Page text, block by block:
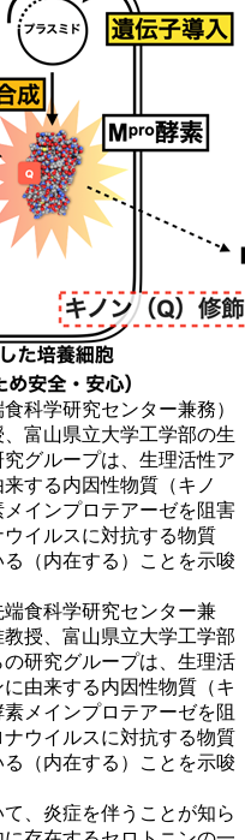
科学研究センター兼務）
富山県立大学工学部の生
グループは、生理活性ア
する内因性物質（キノ
インプロテアーゼを阻害
イルスに対抗する物質
（内在する）ことを示唆
食科学研究センター兼
授、富山県立大学工学部
研究グループは、生理活
由来する内因性物質（キ
メインプロテアーゼを阻
ウイルスに対抗する物質
（内在する）ことを示唆
、炎症を伴うことが知ら